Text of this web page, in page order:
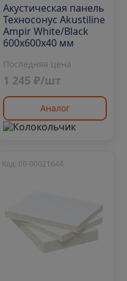
Акустическая панель
Техносонус Akustiline
Ampir White/Black
600х600х40 мм
Последняя цена
1 245 ₽/шт
Аналог
Код: 00-00021644